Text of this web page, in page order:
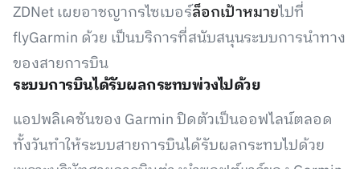
ZDNet เผยอาชญากรไซเบอร์ล็อกเป้าหมายไปที่
flyGarmin ด้วย เป็นบริการที่สนับสนุนระบบการนำทาง
ของสายการบิน
ระบบการบินได้รับผลกระทบพ่วงไปด้วย
แอปพลิเคชันของ Garmin ปิดตัวเป็นออฟไลน์ตลอด
ทั้งวันทำให้ระบบสายการบินได้รับผลกระทบไปด้วย